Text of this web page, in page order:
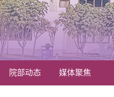
院部动态 媒体聚焦